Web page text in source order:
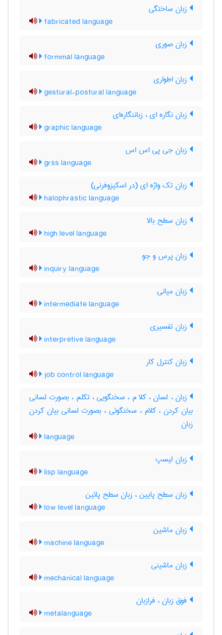
زبان ساختگی
fabricated language
زبان صوری
formmal language
زبان اطواری
gestural-postural language
زبان نگاره ای ، زباننگاره‌ای
graphic language
زبان جی پی اس اس
grss language
زبان تک واژه ای (در اسکیزوفرنی)
halophrastic language
زبان سطح بالا
high level language
زبان پرس و جو
inquiry language
زبان میانی
intermediate language
زبان تفسیری
interpretive language
زبان کنترل کار
job control language
زبان ، لسان ، کلا م ، سخنگویی ، تکلم ، بصورت لسانی
بیان کردن ، کلام ، سخنگوئی ، بصورت لسانی بیان کردن
زبان
language
زبان لیسپ
lisp language
زبان سطح پایین ، زبان سطح پائین
low level language
زبان ماشین
machine language
زبان ماشینی
mechanical language
فوق زبان ، فرازبان
metalanguage